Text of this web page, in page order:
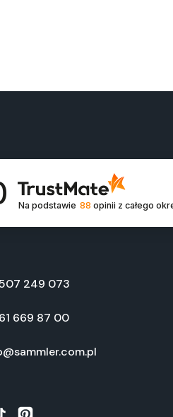
Na podstawie 88 opinii z całego
249 073
669 87 00